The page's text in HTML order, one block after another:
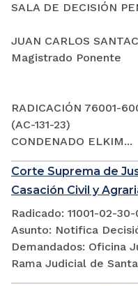
SALA DE DECISIÓN
JUAN CARLOS
Magistrado Ponente
RADICACIÓN 76001-
(AC-131-23)
CONDENADO ELKIM...
Corte Suprema de
Casación Civil y
Radicado: 11001-02-
Asunto: Notifica
Demandados: Oficina
Rama Judicial de